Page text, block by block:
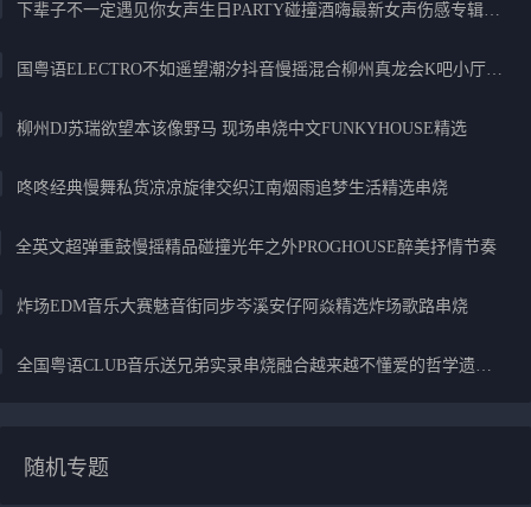
下辈子不一定遇见你女声生日PARTY碰撞酒嗨最新女声伤感专辑实录
国粤语ELECTRO不如遥望潮汐抖音慢摇混合柳州真龙会K吧小厅小康混音
柳州DJ苏瑞欲望本该像野马 现场串烧中文FUNKYHOUSE精选
咚咚经典慢舞私货凉凉旋律交织江南烟雨追梦生活精选串烧
全英文超弹重鼓慢摇精品碰撞光年之外PROGHOUSE醉美抒情节奏
炸场EDM音乐大赛魅音街同步岑溪安仔阿焱精选炸场歌路串烧
全国粤语CLUB音乐送兄弟实录串烧融合越来越不懂爱的哲学遗憾专辑
随机专题